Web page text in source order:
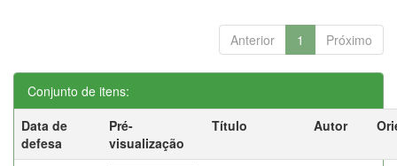
Anterior 1 Próximo
Conjunto de itens:
Data de
defesa
Pré-
visualização
Título Autor